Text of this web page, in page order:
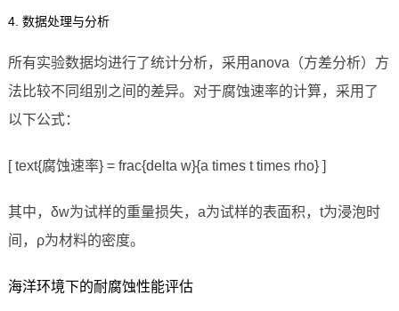
4. 数据处理与分析
所有实验数据均进行了统计分析，采用anova（方差分析）方
法比较不同组别之间的差异。对于腐蚀速率的计算，采用了
以下公式：
[ text{腐蚀速率} = frac{delta w}{a times t times rho} ]
其中，δw为试样的重量损失，a为试样的表面积，t为浸泡时
间，ρ为材料的密度。
海洋环境下的耐腐蚀性能评估